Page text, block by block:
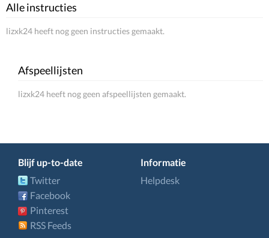
Alle instructies
lizxk24 heeft nog geen instructies gemaakt.
Afspeellijsten
lizxk24 heeft nog geen afspeellijsten gemaakt.
Blijf up-to-date
Twitter
Facebook
Pinterest
RSS Feeds
Informatie
Helpdesk